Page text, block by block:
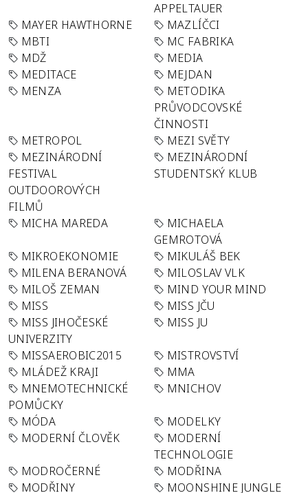
APPELTAUER
MAYER HAWTHORNE
MAZLÍČCI
MBTI
MC FABRIKA
MDŽ
MEDIA
MEDITACE
MEJDAN
MENZA
METODIKA
PRŮVODCOVSKÉ
ČINNOSTI
METROPOL
MEZI SVĚTY
MEZINÁRODNÍ
FESTIVAL
OUTDOOROVÝCH
FILMŮ
MEZINÁRODNÍ
STUDENTSKÝ KLUB
MICHA MAREDA
MICHAELA
GEMROTOVÁ
MIKROEKONOMIE
MIKULÁŠ BEK
MILENA BERANOVÁ
MILOSLAV VLK
MILOŠ ZEMAN
MIND YOUR MIND
MISS
MISS JČU
MISS JIHOČESKÉ
UNIVERZITY
MISS JU
MISSAEROBIC2015
MISTROVSTVÍ
MLÁDEŽ KRAJI
MMA
MNEMOTECHNICKÉ
POMŮCKY
MNICHOV
MÓDA
MODELKY
MODERNÍ ČLOVĚK
MODERNÍ
TECHNOLOGIE
MODROČERNÉ
MODŘINA
MODŘINY
MOONSHINE JUNGLE